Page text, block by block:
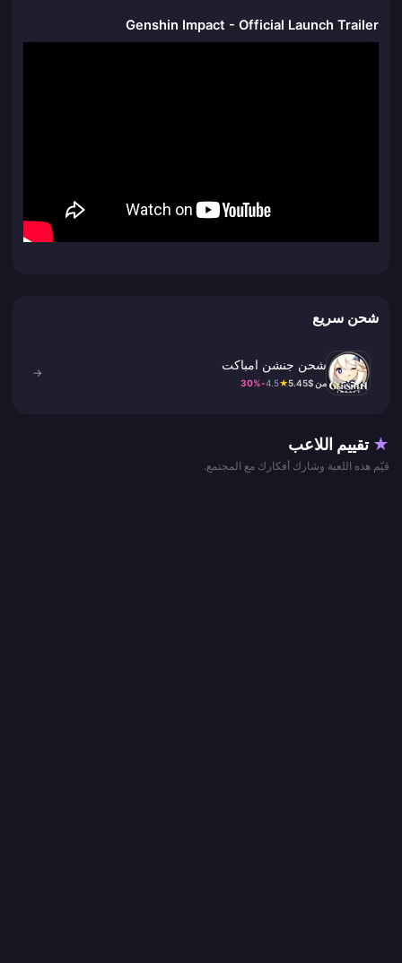
Genshin Impact - Official Launch Trailer
شحن سريع
شحن جنشن امباكت
من $5.45 ★
4.5
-30%
→
★ تقييم اللاعب
قيّم هذه اللعبة وشارك أفكارك مع المجتمع.